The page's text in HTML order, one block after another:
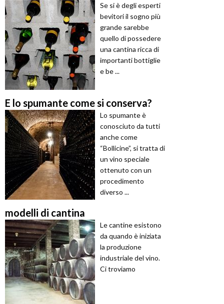
Se si è degli esperti
bevitori il sogno più
grande sarebbe
quello di possedere
una cantina ricca di
importanti bottiglie
e be ...
E lo spumante come si conserva?
Lo spumante è
conosciuto da tutti
anche come
“Bollicine”, si tratta di
un vino speciale
ottenuto con un
procedimento
diverso ...
modelli di cantina
Le cantine esistono
da quando è iniziata
la produzione
industriale del vino.
Ci troviamo